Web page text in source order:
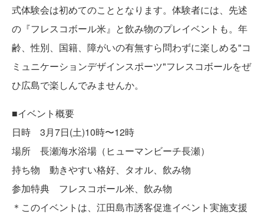
式体験会は初めてのこととなります。体験者には、先述
の『フレスコボール米』と飲み物のプレイベントも。年
齢、性別、国籍、障がいの有無すら問わずに楽しめる"コ
ミュニケーションデザインスポーツ"フレスコボールをぜ
ひ広島で楽しんでみませんか。
■イベント概要
日時 3月7日(土)10時〜12時
場所 長瀬海水浴場（ヒューマンビーチ長瀬）
持ち物 動きやすい格好、タオル、飲み物
参加特典 フレスコボール米、飲み物
＊このイベントは、江田島市誘客促進イベント実施支援